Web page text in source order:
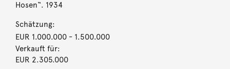
Hosen“. 1934
Schätzung:
EUR 1.000.000- 1.500.000
Verkauft für:
EUR 2.305.000